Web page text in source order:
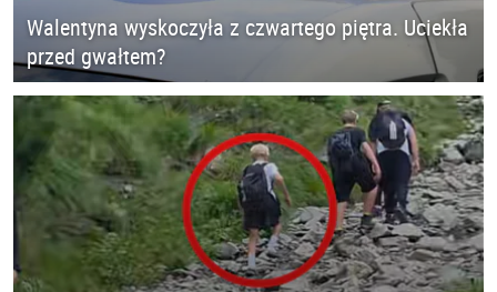
Walentyna wyskoczyła z czwartego piętra. Uciekła
przed gwałtem?